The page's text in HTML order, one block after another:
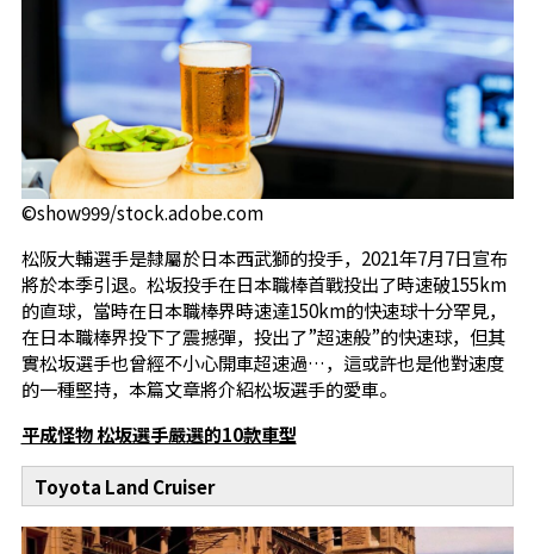
©show999/stock.adobe.com
松阪大輔選手是隸屬於日本西武獅的投手，2021年7月7日宣布
將於本季引退。松坂投手在日本職棒首戰投出了時速破155km
的直球，當時在日本職棒界時速達150km的快速球十分罕見，
在日本職棒界投下了震撼彈，投出了”超速般”的快速球，但其
實松坂選手也曾經不小心開車超速過…，這或許也是他對速度
的一種堅持，本篇文章將介紹松坂選手的愛車。
平成怪物 松坂選手嚴選的10款車型
Toyota Land Cruiser